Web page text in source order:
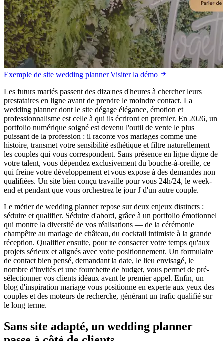
Exemple de site wedding planner Visiter la démo
Les futurs mariés passent des dizaines d'heures à chercher leurs
prestataires en ligne avant de prendre le moindre contact. La
wedding planner dont le site dégage élégance, émotion et
professionnalisme est celle à qui ils écriront en premier. En 2026, un
portfolio numérique soigné est devenu l'outil de vente le plus
puissant de la profession : il raconte vos mariages comme une
histoire, transmet votre sensibilité esthétique et filtre naturellement
les couples qui vous correspondent. Sans présence en ligne digne de
votre talent, vous dépendez exclusivement du bouche-à-oreille, ce
qui freine votre développement et vous expose à des demandes non
qualifiées. Un site bien conçu travaille pour vous 24h/24, le week-
end et pendant que vous orchestrez le jour J d'un autre couple.
Le métier de wedding planner repose sur deux enjeux distincts :
séduire et qualifier. Séduire d'abord, grâce à un portfolio émotionnel
qui montre la diversité de vos réalisations — de la cérémonie
champêtre au mariage de château, du cocktail intimiste à la grande
réception. Qualifier ensuite, pour ne consacrer votre temps qu'aux
projets sérieux et alignés avec votre positionnement. Un formulaire
de contact bien pensé, demandant la date, le lieu envisagé, le
nombre d'invités et une fourchette de budget, vous permet de pré-
sélectionner vos clients idéaux avant le premier appel. Enfin, un
blog d'inspiration mariage vous positionne en experte aux yeux des
couples et des moteurs de recherche, générant un trafic qualifié sur
le long terme.
Sans site adapté, un wedding planner